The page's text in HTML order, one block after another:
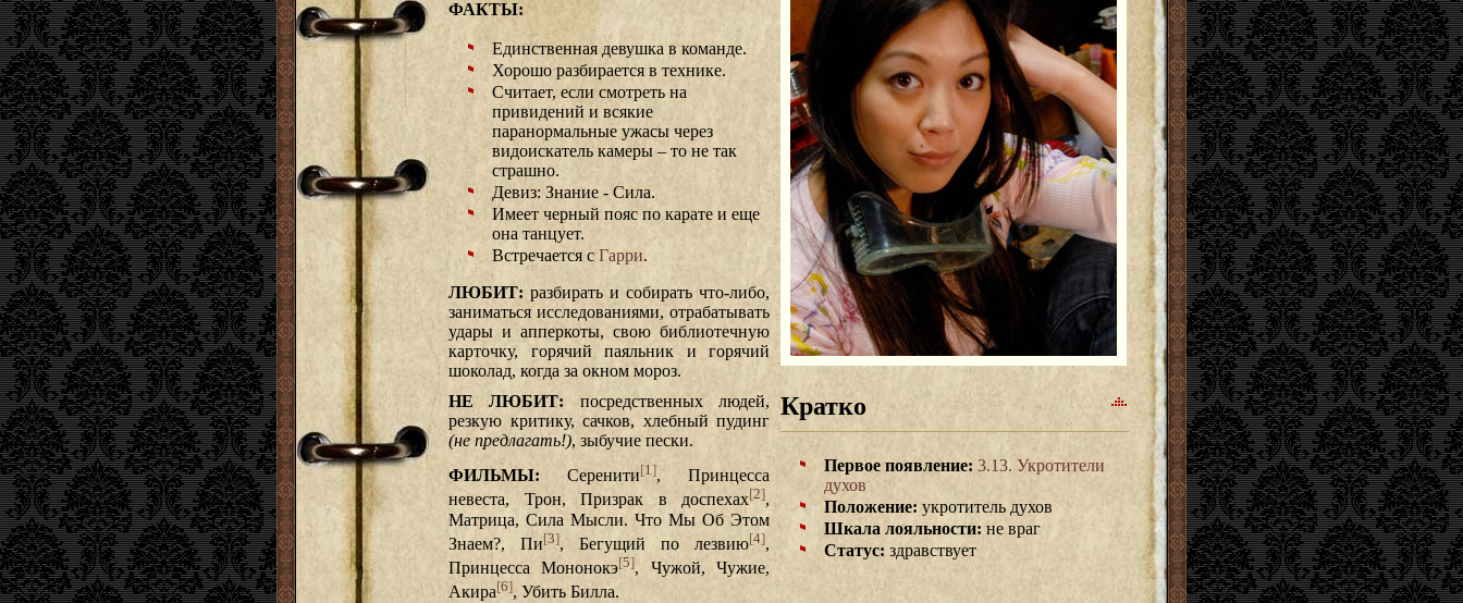
Кратко
Первое появление: 3.13. Укротители
духов
Положение: укротитель духов
Шкала лояльности: не враг
Статус: здравствует
ФАКТЫ:
Единственная девушка в команде.
Хорошо разбирается в технике.
Считает, если смотреть на
привидений и всякие
паранормальные ужасы через
видоискатель камеры – то не так
страшно.
Девиз: Знание - Сила.
Имеет черный пояс по карате и еще
она танцует.
Встречается с Гарри.
ЛЮБИТ: разбирать и собирать что-либо,
заниматься исследованиями, отрабатывать
удары и апперкоты, свою библиотечную
карточку, горячий паяльник и горячий
шоколад, когда за окном мороз.
НЕ ЛЮБИТ: посредственных людей,
резкую критику, сачков, хлебный пудинг
(не предлагать!), зыбучие пески.
ФИЛЬМЫ: Серенити[1], Принцесса
невеста, Трон, Призрак в доспехах[2],
Матрица, Сила Мысли. Что Мы Об Этом
Знаем?, Пи[3], Бегущий по лезвию[4],
Принцесса Мононокэ[5], Чужой, Чужие,
Акира[6], Убить Билла.